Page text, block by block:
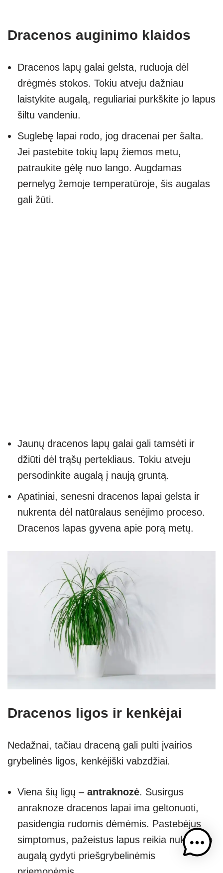
Dracenos auginimo klaidos
Dracenos lapų galai gelsta, ruduoja dėl
drėgmės stokos. Tokiu atveju dažniau
laistykite augalą, reguliariai purkškite jo lapus
šiltu vandeniu.
Suglebę lapai rodo, jog dracenai per šalta.
Jei pastebite tokių lapų žiemos metu,
patraukite gėlę nuo lango. Augdamas
pernelyg žemoje temperatūroje, šis augalas
gali žūti.
Jaunų dracenos lapų galai gali tamsėti ir
džiūti dėl trąšų pertekliaus. Tokiu atveju
persodinkite augalą į naują gruntą.
Apatiniai, senesni dracenos lapai gelsta ir
nukrenta dėl natūralaus senėjimo proceso.
Dracenos lapas gyvena apie porą metų.
Dracenos ligos ir kenkėjai
Nedažnai, tačiau draceną gali pulti įvairios
grybelinės ligos, kenkėjiški vabzdžiai.
Viena šių ligų – antraknozė. Susirgus
anraknoze dracenos lapai ima geltonuoti,
pasidengia rudomis dėmėmis. Pastebėjus
simptomus, pažeistus lapus reikia nukirpti, o
augalą gydyti priešgrybelinėmis